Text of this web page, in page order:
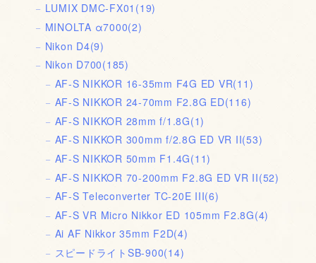
LUMIX DMC-FX01 (19)
MINOLTA α7000(2)
Nikon D4(9)
Nikon D700(185)
AF-S NIKKOR 16-35mm F4G ED VR(11)
AF-S NIKKOR 24-70mm F2.8G ED(116)
AF-S NIKKOR 28mm f/1.8G(1)
AF-S NIKKOR 300mm f/2.8G ED VR II(53)
AF-S NIKKOR 50mm F1.4G(11)
AF-S NIKKOR 70-200mm F2.8G ED VR II(52)
AF-S Teleconverter TC-20E III(6)
AF-S VR Micro Nikkor ED 105mm F2.8G(4)
Ai AF Nikkor 35mm F2D(4)
スピードライトSB-900(14)